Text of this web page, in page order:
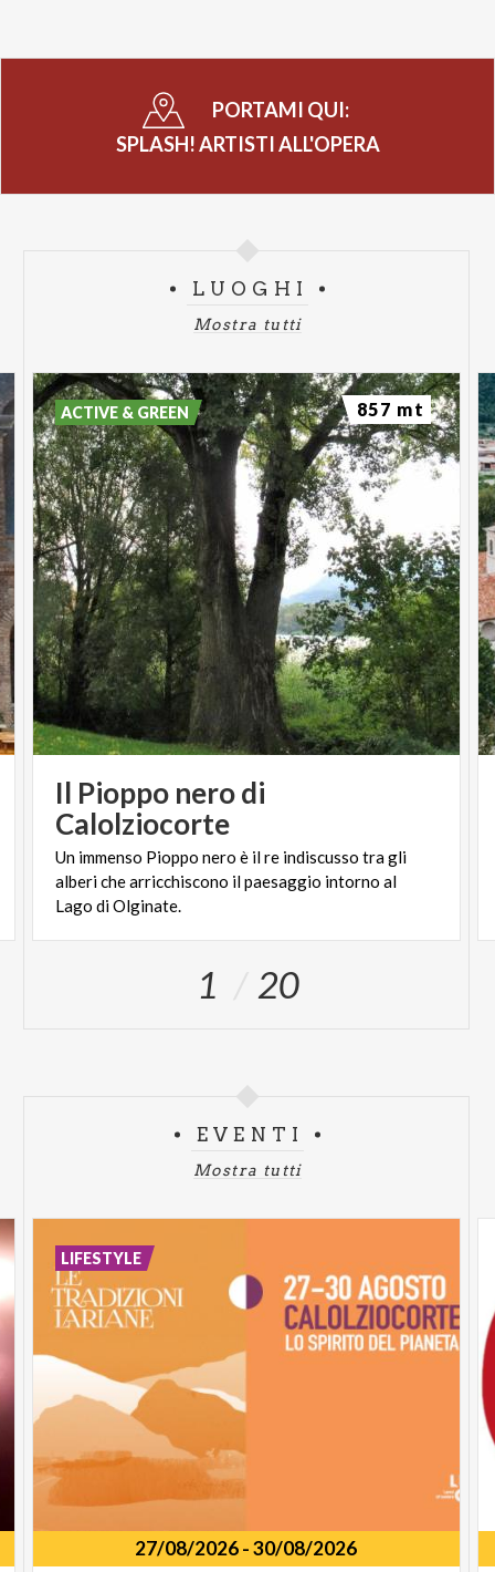
PORTAMI QUI:
SPLASH! ARTISTI ALL'OPERA
LUOGHI
Mostra tutti
Il Pioppo nero di
Calolziocorte
Un immenso Pioppo nero è il re indiscusso tra gli
alberi che arricchiscono il paesaggio intorno al
Lago di Olginate.
ACTIVE & GREEN 857 mt
1 20
EVENTI
Mostra tutti
27/08/2026-30/08/2026
LIFESTYLE